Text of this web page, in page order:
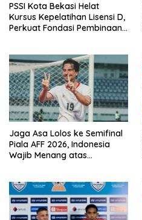
PSSI Kota Bekasi Helat
Kursus Kepelatihan Lisensi D,
Perkuat Fondasi Pembinaan
Jaga Asa Lolos ke Semifinal
Piala AFF 2026, Indonesia
Wajib Menang atas